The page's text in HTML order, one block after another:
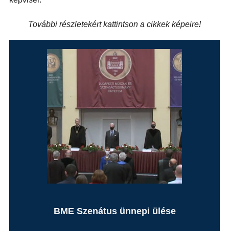
További részletekért kattintson a cikkek képeire!
BME Szenátus ünnepi ülése